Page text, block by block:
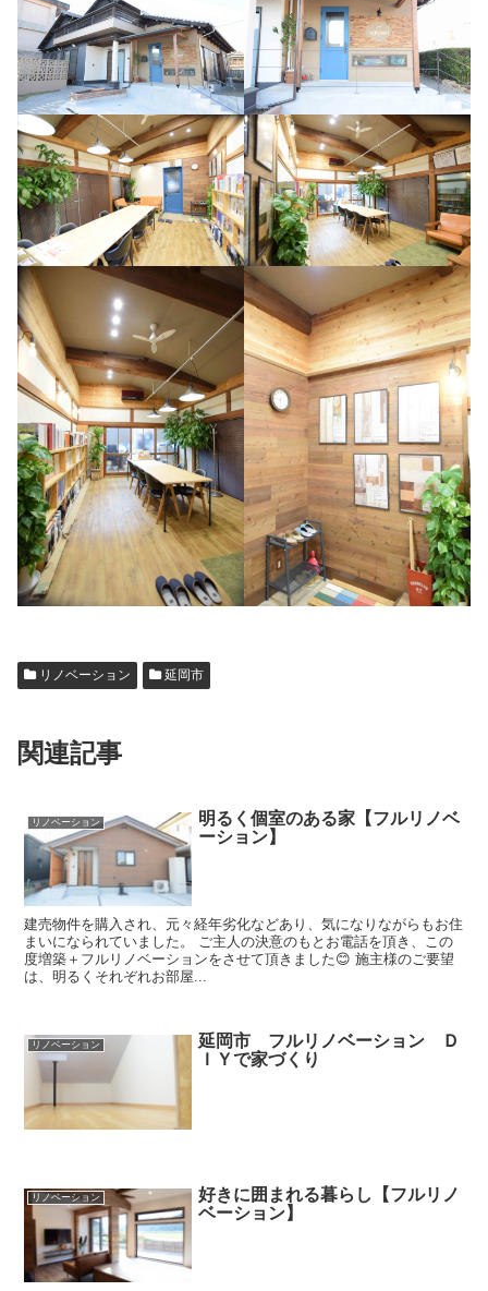
リノベーション 延岡市
関連記事
リノベーション
明るく個室のある家【フルリノベ
ーション】
建売物件を購入され、元々経年劣化などあり、気になりながらもお住
まいになられていました。 ご主人の決意のもとお電話を頂き、この
度増築＋フルリノベーションをさせて頂きました😊 施主様のご要望
は、明るくそれぞれお部屋...
リノベーション
延岡市 フルリノベーション Ｄ
ＩＹで家づくり
リノベーション
好きに囲まれる暮らし【フルリノ
ベーション】